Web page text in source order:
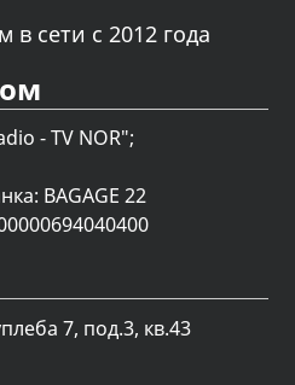
сети с 2012 года
- TV NOR";
BAGAGE 22
7, под.3, кв.43